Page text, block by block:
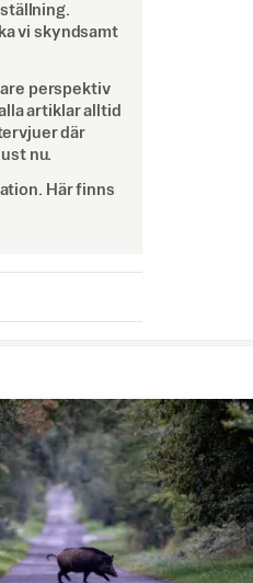
vi skyndsamt
perspektiv
artiklar alltid
där
nu.
Här finns